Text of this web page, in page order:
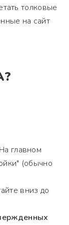
толковые
на сайт
На главном
(обычно
вниз до